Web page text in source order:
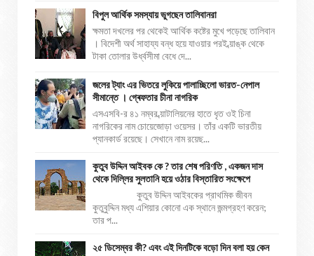
বিপুল আর্থিক সমস্যায় ভুগছেন তালিবানরা
ক্ষমতা দখলের পর থেকেই আর্থিক কষ্টের মুখে পড়েছে তালিবান
। বিদেশী অর্থ সাহায্য বন্ধ হয়ে যাওয়ার পরই ব্য়াঙ্ক থেকে
টাকা তোলার উর্ধ্বসীমা বেধে দে...
জলের ট্যাং এর ভিতরে লুকিয়ে পালাচ্ছিলো ভারত-নেপাল
সীমান্তে । গ্ৰেফতার চীনা নাগরিক
এসএসবি-র ৪১ নম্বর ব্য়াটালিয়নের হাতে ধৃত ওই চিনা
নাগরিকের নাম চোয়েজোড়া ওয়েসর। তাঁর একটি ভারতীয়
প্যানকার্ড রয়েছে। সেখানে নাম রয়েছ...
কুতুব উদ্দিন আইবক কে ? তার শেষ পরিণতি , একজন দাস
থেকে দিল্লির সুলতানি হয়ে ওঠার বিস্তারিত সংক্ষেপে
কুতুব উদ্দিন আইবকের প্রাথমিক জীবন
কুতুবুদ্দিন মধ্য এশিয়ার কোনো এক স্থানে জন্মগ্রহণ করেন;
তার প...
২৫ ডিসেম্বর কী? এবং এই দিনটিকে বড়ো দিন বলা হয় কেন